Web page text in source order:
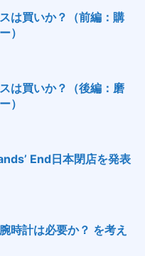
は買いか？（前編：購
）
は買いか？（後編：磨
）
End日本閉店を発表
時計は必要か？ を考え